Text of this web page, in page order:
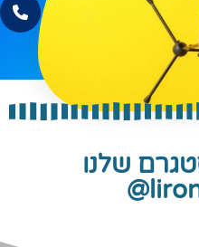
שלנו